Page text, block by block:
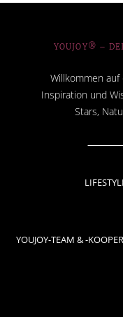
YOUJOY® –
Willkommen auf
Inspiration und
Stars,
YOUJOY-TEAM & -